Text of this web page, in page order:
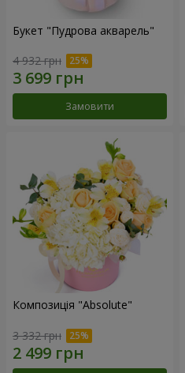
Букет "Пудрова акварель"
4 932 грн
Замовити
Композиція "Absolute"
3 332 грн